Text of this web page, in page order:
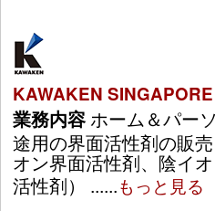
KAWAKEN
業務内容 ホーム＆パー
途用の界面活性剤の販
オン界面活性剤、陰イ
活性剤） ......もっと見る